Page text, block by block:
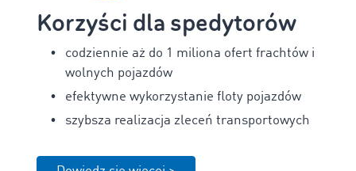
Korzyści dla spedytorów
codziennie aż do 1 miliona ofert frachtów i
wolnych pojazdów
efektywne wykorzystanie floty pojazdów
szybsza realizacja zleceń transportowych